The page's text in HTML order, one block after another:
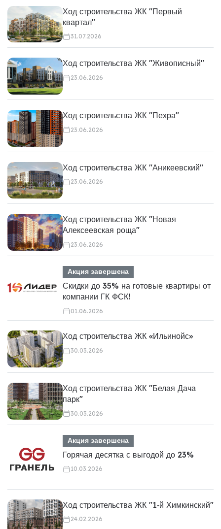
Ход строительства ЖК "Первый
квартал"
31.07.2026
Ход строительства ЖК "Живописный"
23.06.2026
Ход строительства ЖК "Пехра"
23.06.2026
Ход строительства ЖК "Аникеевский"
23.06.2026
Ход строительства ЖК "Новая
Алексеевская роща"
23.06.2026
Акция завершена
Скидки до 35% на готовые квартиры от
компании ГК ФСК!
01.06.2026
Ход строительства ЖК «Ильинойс»
30.03.2026
Ход строительства ЖК "Белая Дача
парк"
30.03.2026
Акция завершена
Горячая десятка с выгодой до 23%
10.03.2026
Ход строительства ЖК "1‑й Химкинский"
24.02.2026